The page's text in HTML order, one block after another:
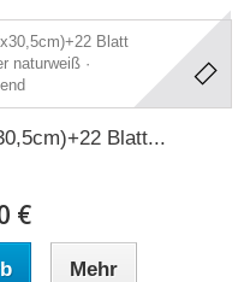
Blatt...
€
Mehr